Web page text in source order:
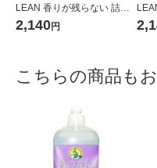
LEAN 香りが残らない 詰め
替え 超特大 1200ml 1セット
2,140円
替え
こちらの商品も